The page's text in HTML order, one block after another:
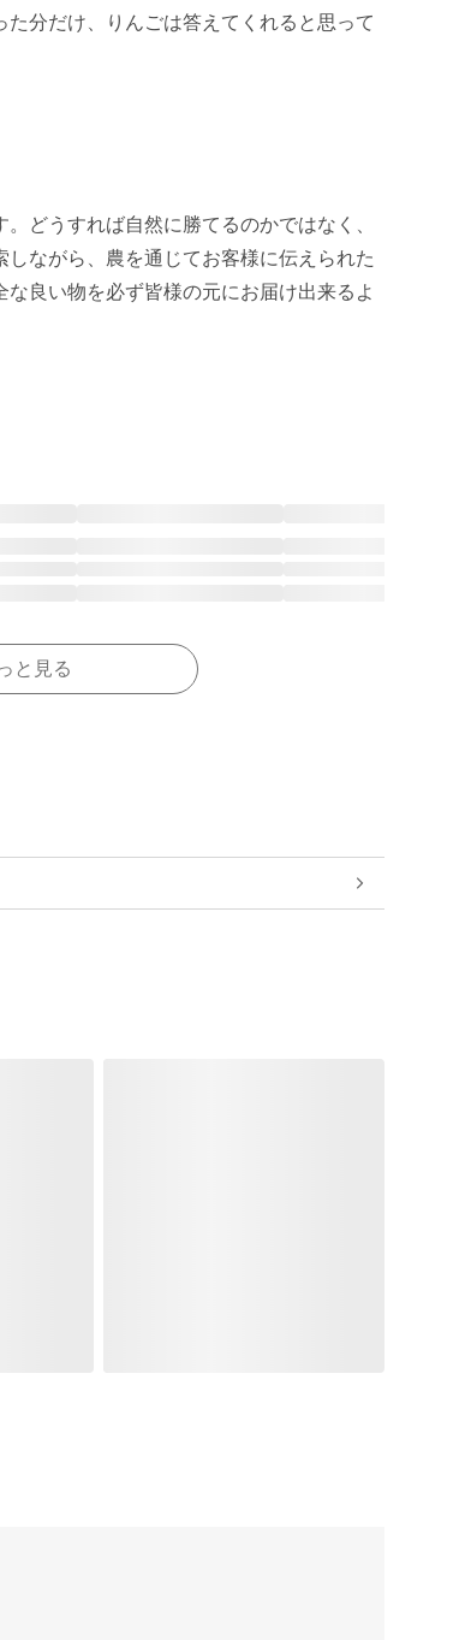
分だけ、りんごは答えてくれると思って
どうすれば自然に勝てるのかではなく、
ながら、農を通じてお客様に伝えられた
良い物を必ず皆様の元にお届け出来るよ
と見る